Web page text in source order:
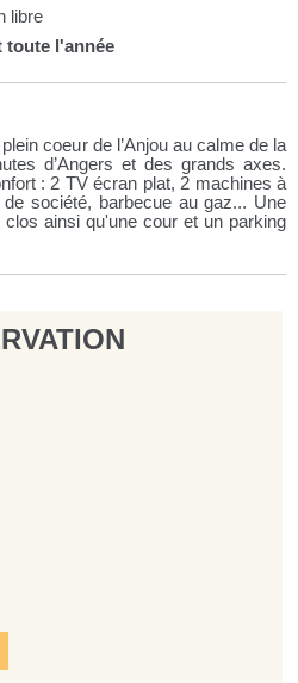
libre
toute l'année
coeur de l’Anjou au calme de la
d’Angers et des grands axes.
: 2 TV écran plat, 2 machines à
société, barbecue au gaz... Une
ainsi qu'une cour et un parking